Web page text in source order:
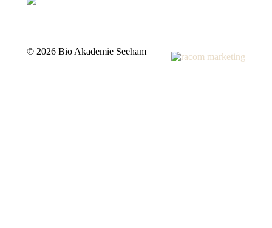
© 2026 Bio Akademie Seeham